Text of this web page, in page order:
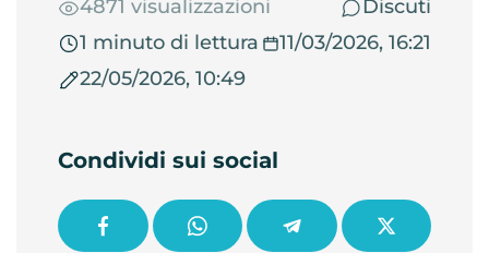
4871 visualizzazioni
Discuti
1 minuto di lettura
11/03/2026, 16:21
22/05/2026, 10:49
Condividi sui social